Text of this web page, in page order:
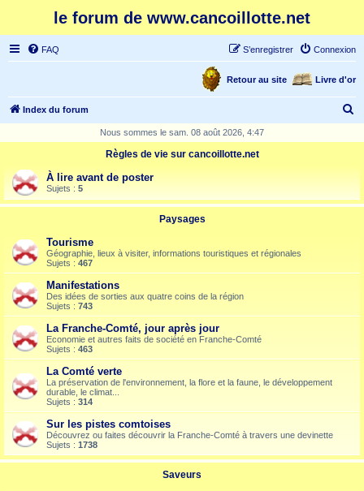
le forum de www.cancoillotte.net
FAQ Connexion
S’enregistrer
Livre d'or
Retour au site
Index du forum
r
Nous sommes le sam. 08 août 2026, 4:47
Règles de vie sur cancoillotte.net
À lire avant de poster
Sujets : 5
Paysages
Tourisme
Géographie, lieux à visiter, informations touristiques et régionales
Sujets : 467
Manifestations
Des idées de sorties aux quatre coins de la région
Sujets : 743
La Franche-Comté, jour après jour
Economie et autres faits de société en Franche-Comté
Sujets : 463
La Comté verte
La préservation de l'environnement, la flore et la faune, le développement
durable, le climat...
Sujets : 314
Sur les pistes comtoises
Découvrez ou faites découvrir la Franche-Comté à travers une devinette
Sujets : 1738
Saveurs